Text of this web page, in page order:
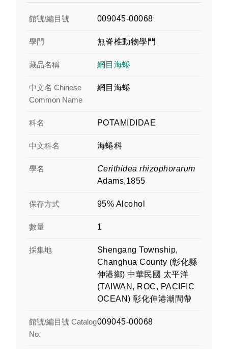
館號/編目號 009045-00068
學門 無脊椎動物學門
藏品名稱 網目海蜷
中文名 Chinese
Common Name
網目海蜷
科名 POTAMIDIDAE
中文科名 海蜷科
學名
Cerithidea rhizophorarum
Adams,1855
保存方式 95% Alcohol
數量 1
採集地
Shengang Township,
Changhua County (彰化縣
伸港鄉) 中華民國 太平洋
(TAIWAN, ROC, PACIFIC
OCEAN) 彰化伸港潮間帶
館號/編目號 Catalog
No.
009045-00068